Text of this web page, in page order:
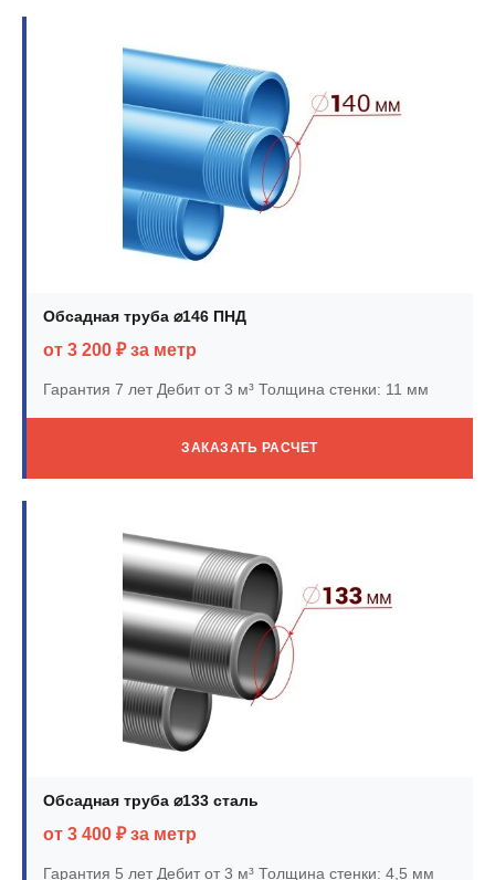
Обсадная труба ⌀146 ПНД
от 3 200 ₽ за метр
Гарантия 7 летДебит от 3 м³ Толщина стенки: 11 мм
ЗАКАЗАТЬ РАСЧЕТ
Обсадная труба ⌀133 сталь
от 3 400 ₽ за метр
Гарантия 5 летДебит от 3 м³ Толщина стенки: 4,5 мм